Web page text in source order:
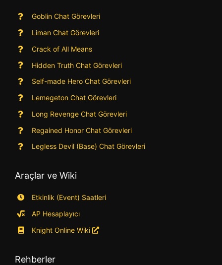
Goblin Chat Görevleri
Liman Chat Görevleri
Crack of All Means
Hidden Truth Chat Görevleri
Self-made Hero Chat Görevleri
Lemegeton Chat Görevleri
Long Revenge Chat Görevleri
Regained Honor Chat Görevleri
Legless Devil (Base) Chat Görevleri
Araçlar ve Wiki
Etkinlik (Event) Saatleri
AP Hesaplayıcı
Knight Online Wiki
Rehberler